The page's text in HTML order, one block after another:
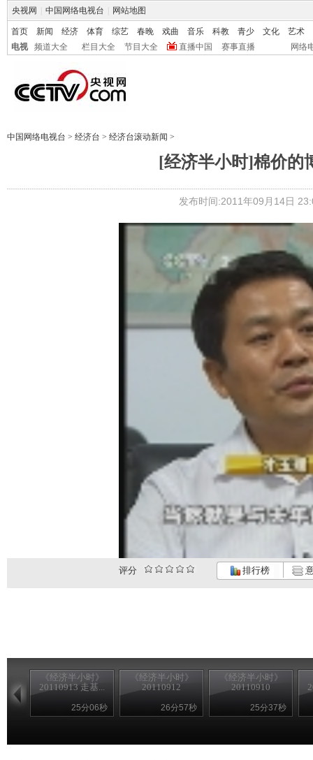
央视网 中国网络电视台 网站地图
首页 新闻 经济 体育 综艺 春晚 戏曲 音乐 科教 青少 文化
艺术
电视
频道大全 栏目大全 节目大全 直播中国 赛事直播 网络
中国网络电视台 > 经济台 > 经济台滚动新闻 >
[经济半小时]棉价的
发布时间:2011年09月14日
评分 排行榜
《经济半小时》
20110913 走基...
25分06秒
《经济半小时》
20110912
26分57秒
《经济半小时》
20110910
25分37秒